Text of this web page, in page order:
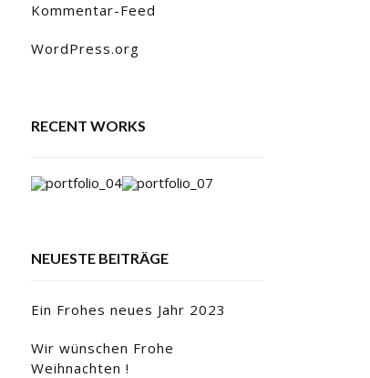
Kommentar-Feed
WordPress.org
RECENT WORKS
NEUESTE BEITRÄGE
Ein Frohes neues Jahr 2023
Wir wünschen Frohe
Weihnachten !